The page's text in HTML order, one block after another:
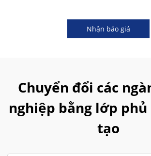
Nhận báo giá
Chuyển đổi các
nghiệp bằng lớp phủ
tạo